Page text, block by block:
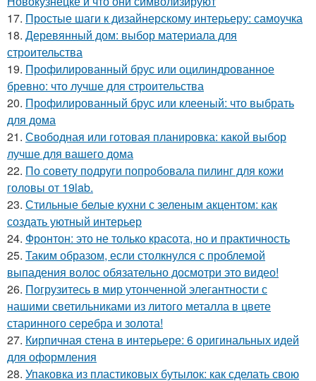
17. Простые шаги к дизайнерскому интерьеру: самоучка
18. Деревянный дом: выбор материала для
строительства
19. Профилированный брус или оцилиндрованное
бревно: что лучше для строительства
20. Профилированный брус или клееный: что выбрать
для дома
21. Свободная или готовая планировка: какой выбор
лучше для вашего дома
22. По совету подруги попробовала пилинг для кожи
головы от 19lab.
23. Стильные белые кухни с зеленым акцентом: как
создать уютный интерьер
24. Фронтон: это не только красота, но и практичность
25. Таким образом, если столкнулся с проблемой
выпадения волос обязательно досмотри это видео!
26. Погрузитесь в мир утонченной элегантности с
нашими светильниками из литого металла в цвете
старинного серебра и золота!
27. Кирпичная стена в интерьере: 6 оригинальных идей
для оформления
28. Упаковка из пластиковых бутылок: как сделать свою